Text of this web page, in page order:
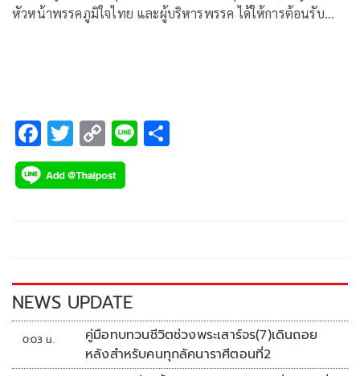
หัวหน้าพรรคภูมิใจไทย และผู้บริหารพรรค ได้ให้การต้อนรับ
F
ac
e
k
T
wi
tt
C
o
p
k
Li
NEWS UPDATE
0:03 น.
คู่มือทบทวนชีวิตช่วงพระเสาร์จร(7)เดินถอย
หลังสำหรับคนทุกลัคนาราศีตอนที่2